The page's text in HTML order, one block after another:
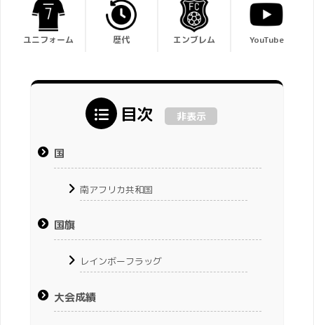
ユニフォーム 歴代 エンブレム YouTube
目次 非表示
国
南アフリカ共和国
国旗
レインボーフラッグ
大会成績